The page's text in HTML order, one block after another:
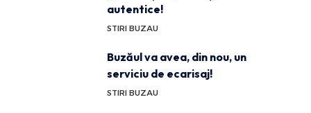
autentice!
STIRI BUZAU
Buzăul va avea, din nou, un
serviciu de ecarisaj!
STIRI BUZAU